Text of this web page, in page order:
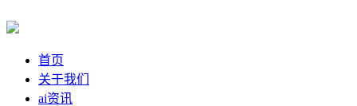
首页
关于我们
ai资讯